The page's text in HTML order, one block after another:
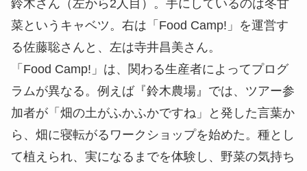
鈴木さん（左から2人目）。手にしているのは冬甘
菜というキャベツ。右は「Food Camp!」を運営す
る佐藤聡さんと、左は寺井昌美さん。
「Food Camp!」は、関わる生産者によってプログ
ラムが異なる。例えば『鈴木農場』では、ツアー参
加者が「畑の土がふかふかですね」と発した言葉か
ら、畑に寝転がるワークショップを始めた。種とし
て植えられ、実になるまでを体験し、野菜の気持ち